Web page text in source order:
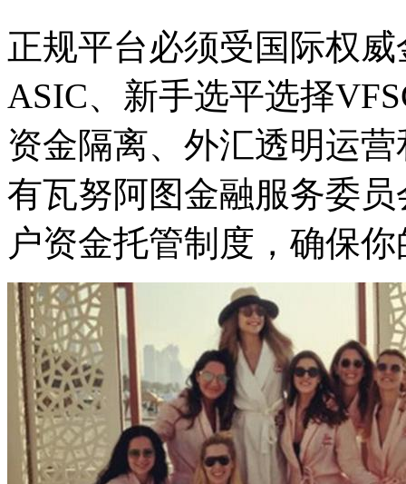
正规平台必须受国际权
ASIC、新手选平选择
资金隔离、外汇透明运
有瓦努阿图金融服务委
户资金托管制度，确保